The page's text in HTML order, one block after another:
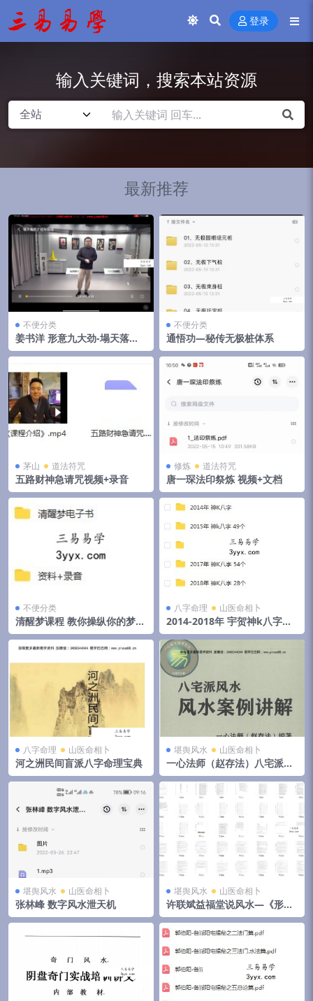
登录
输入关键词，搜索本站资源
最新推荐
不便分类
姜书洋 形意九大劲-塌天落地
翻天
不便分类
通悟功—秘传无极桩体系
茅山 道法符咒
五路财神急请咒视频+录音
修炼 道法符咒
唐一琛法印祭炼 视频+文档
不便分类
清醒梦课程 教你操纵你的梦境
视频+音频+文档 移动云盘下载
八字命理 山医命相卜
2014-2018年 宇贺神k八字合
集 夸克网盘下载
八字命理 山医命相卜
河之洲民间盲派八字命理宝典
堪舆风水 山医命相卜
一心法师（赵存法）八宅派风
水案例讲解
堪舆风水 山医命相卜
张林峰 数字风水泄天机
堪舆风水 山医命相卜
许联斌益福堂说风水—《形派
峦体风水案例合集》，4册共5
00页 夸克网盘下载